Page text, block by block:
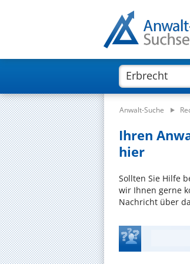
Anwalt-Suche
Ihren
hier
Sollten Sie Hilfe
wir Ihnen gerne
Nachricht über